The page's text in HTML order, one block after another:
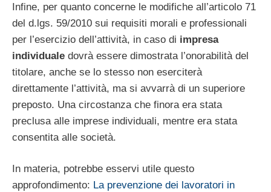
Infine, per quanto concerne le modifiche all’articolo 71
del d.lgs. 59/2010 sui requisiti morali e professionali
per l’esercizio dell’attività, in caso di impresa
individuale dovrà essere dimostrata l’onorabilità del
titolare, anche se lo stesso non eserciterà
direttamente l’attività, ma si avvarrà di un superiore
preposto. Una circostanza che finora era stata
preclusa alle imprese individuali, mentre era stata
consentita alle società.
In materia, potrebbe esservi utile questo
approfondimento: La prevenzione dei lavoratori in